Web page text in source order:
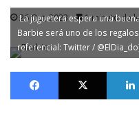
26 Oct, 2023 1 minuto de
La juguetera espera una
Barbie será uno de los
referencial: Twitter /
Facebook X